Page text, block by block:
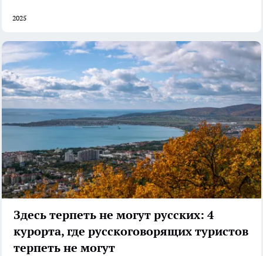
2025
Здесь терпеть не могут русских: 4
курорта, где русскоговорящих туристов
терпеть не могут